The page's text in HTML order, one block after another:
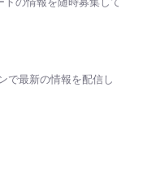
で最新の情報を配信し